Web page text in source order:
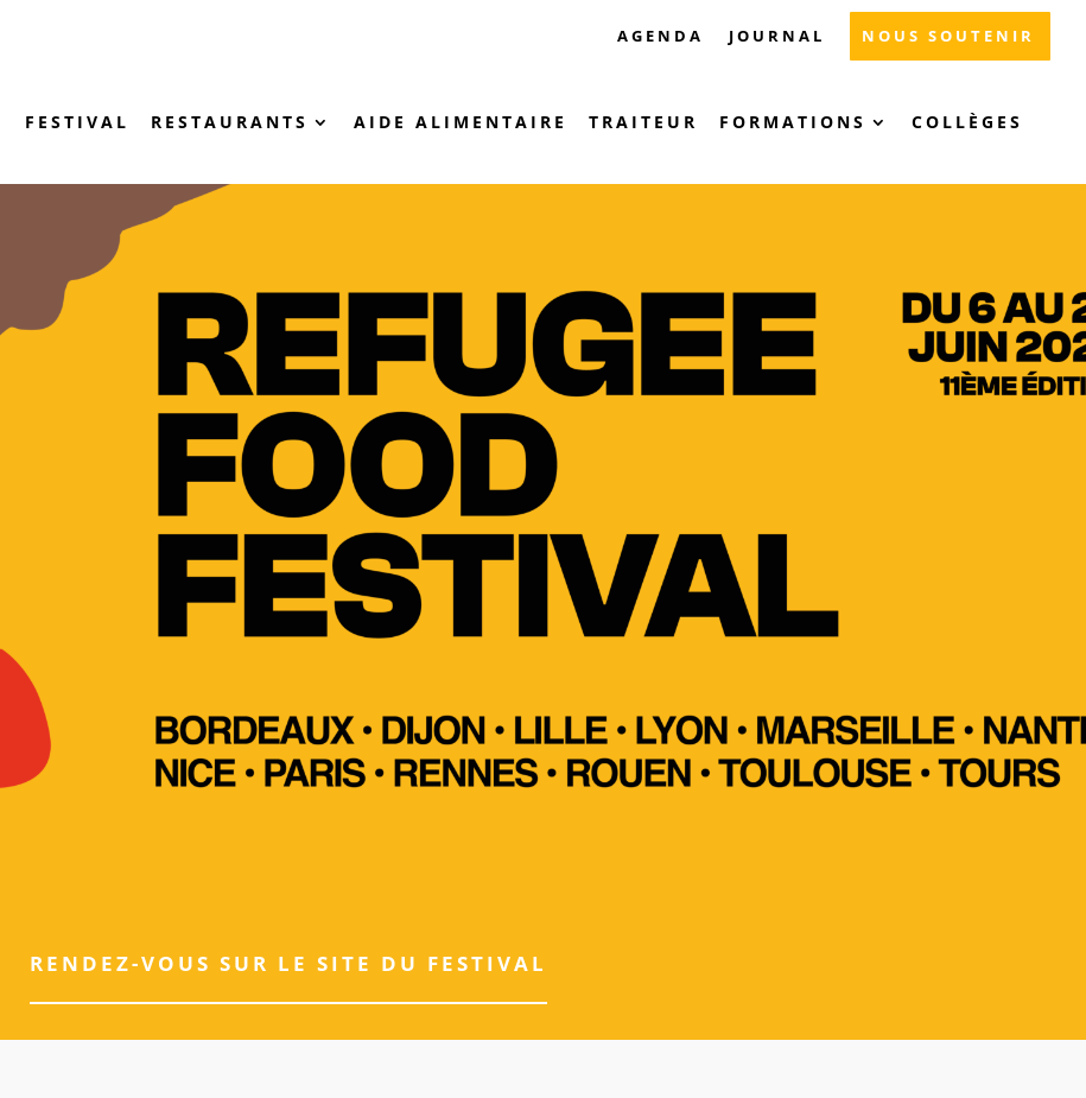
AGENDA JOURNAL NOUS SOUTENIR
FESTIVAL RESTAURANTS AIDE ALIMENTAIRE TRAITEUR FORMATIONS COLLÈGES
RENDEZ-VOUS SUR LE SITE DU FESTIVAL